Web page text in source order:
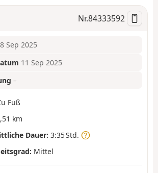
Nr.84333592
Sep 2025
11 Sep 2025
–
Fuß
km
Dauer: 3:35 Std.
Mittel